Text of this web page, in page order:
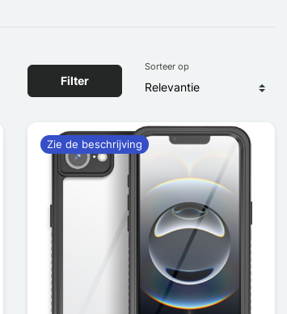
Filter
Sorteer op
Zie de beschrijving